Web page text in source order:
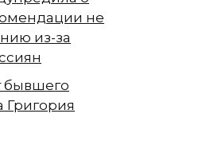
не
из-за
бывшего
Григория